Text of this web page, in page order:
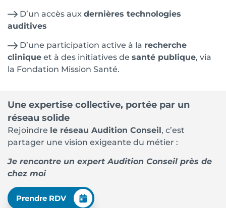
D’un accès aux dernières technologies
auditives
D’une participation active à la recherche
clinique et à des initiatives de santé publique, via
la Fondation Mission Santé.
Une expertise collective, portée par un
réseau solide
Rejoindre le réseau Audition Conseil, c’est
partager une vision exigeante du métier :
Je rencontre un expert Audition Conseil près de
chez moi
Prendre RDV